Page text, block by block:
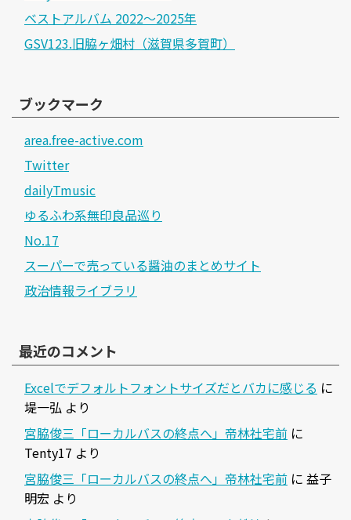
ベストアルバム 2022～2025年
GSV123.旧脇ヶ畑村（滋賀県多賀町）
ブックマーク
area.free-active.com
Twitter
dailyTmusic
ゆるふわ系無印良品巡り
No.17
スーパーで売っている醤油のまとめサイト
政治情報ライブラリ
最近のコメント
Excelでデフォルトフォントサイズだとバカに感じる に
堤一弘 より
宮脇俊三「ローカルバスの終点へ」帝林社宅前 に
Tenty17 より
宮脇俊三「ローカルバスの終点へ」帝林社宅前 に 益子
明宏 より